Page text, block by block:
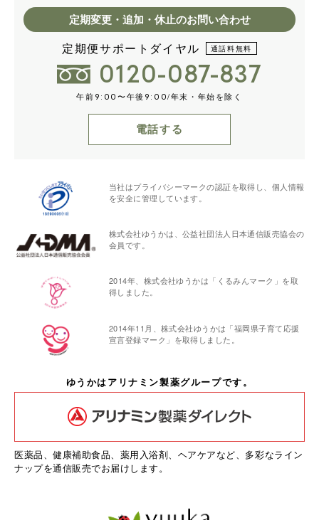
定期変更・追加・休止のお問い合わせ
定期便サポートダイヤル 通話料無料
0120-087-837
午前 9:00 〜午後 9:00/年末・年始を除く
電話する
当社はプライバシーマークの認証を取得し、個人情報
を安全に管理しています。
株式会社ゆうかは、公益社団法人日本通信販売協会の
会員です。
2014年、株式会社ゆうかは「くるみんマーク」を取
得しました。
2014年11月、株式会社ゆうかは「福岡県子育て応援
宣言登録マーク」を取得しました。
ゆうかはアリナミン製薬グループです。
医薬品、健康補助食品、薬用入浴剤、ヘアケアなど、多彩なライン
ナップを通信販売でお届けします。